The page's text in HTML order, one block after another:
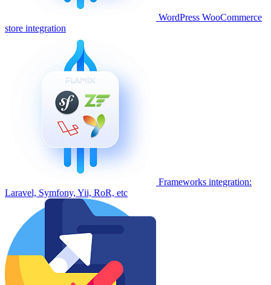
WordPress WooCommerce
store integration
Frameworks integration:
Laravel, Symfony, Yii, RoR, etc